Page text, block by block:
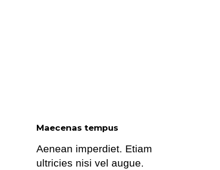
Maecenas tempus
Aenean imperdiet. Etiam
ultricies nisi vel augue.